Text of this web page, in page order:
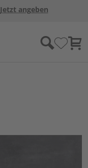
Jetzt angeben